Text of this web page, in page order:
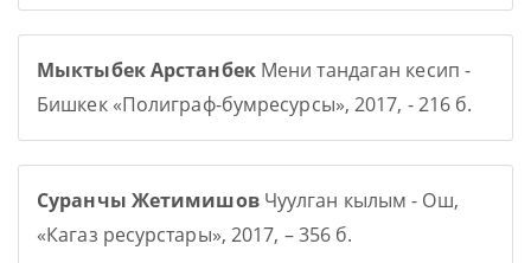
Мыктыбек АрстанбекМени тандаган кесип -
Бишкек «Полиграф-бумресурсы», 2017, - 216 б.
Суранчы ЖетимишовЧуулган кылым - Ош,
«Кагаз ресурстары», 2017, – 356 б.